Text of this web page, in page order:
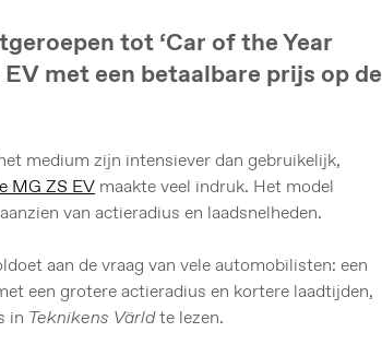
tot ‘Car of the Year
met een betaalbare prijs op de
medium zijn intensiever dan gebruikelijk,
MG ZS EV maakte veel indruk. Het model
van actieradius en laadsnelheden.
aan de vraag van vele automobilisten: een
een grotere actieradius en kortere laadtijden,
in Teknikens Världte lezen.